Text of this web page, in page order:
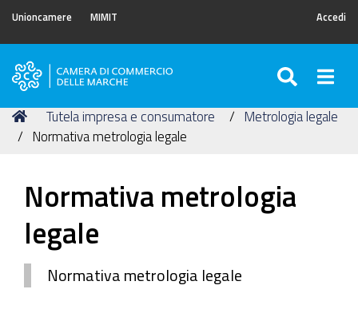
Unioncamere MIMIT Accedi
Camera
Commercio
delle
Tu
sei
Home
Tutela impresa e consumatore
Metrologia legale
Normativa metrologia legale
Normativa metrologia
legale
Normativa metrologia legale